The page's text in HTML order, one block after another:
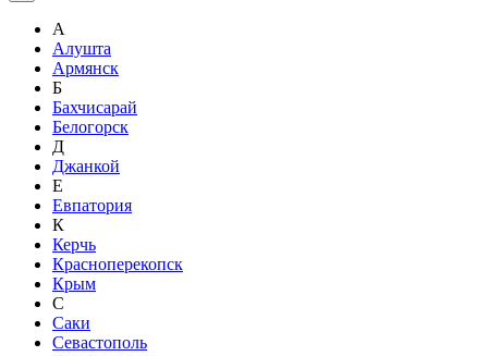
А
Алушта
Армянск
Б
Бахчисарай
Белогорск
Д
Джанкой
Е
Евпатория
К
Керчь
Красноперекопск
Крым
С
Саки
Севастополь